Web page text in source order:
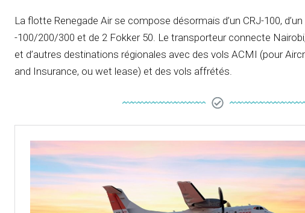
La flotte Renegade Air se compose désormais d’un CRJ-100,
-100/200/300 et de 2 Fokker 50. Le transporteur connecte
et d’autres destinations régionales avec des vols ACMI (pour
and Insurance, ou wet lease) et des vols affrétés.